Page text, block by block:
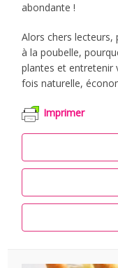
abondante !
Alors chers lecteurs,
à la poubelle,
plantes et entretenir
fois naturelle,
Imprimer